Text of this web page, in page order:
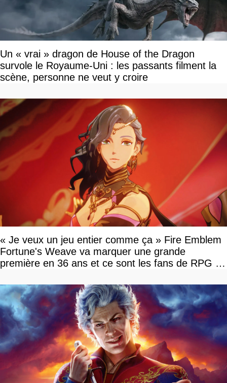
Un « vrai » dragon de House of the Dragon
survole le Royaume-Uni : les passants filment la
scène, personne ne veut y croire
« Je veux un jeu entier comme ça » Fire Emblem
Fortune's Weave va marquer une grande
première en 36 ans et ce sont les fans de RPG en